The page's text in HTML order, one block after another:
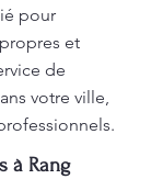
pour
et
de
votre ville,
à Rang